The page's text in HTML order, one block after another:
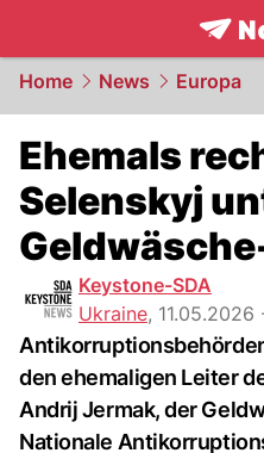
Home News Europa
Ehemals
Selenskyj
Keystone-SDA
Ukraine, 11.05.2026
den ehemaligen Leiter
Andrij Jermak, der
Nationale